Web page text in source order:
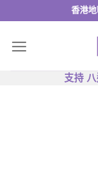
content
香港
支持